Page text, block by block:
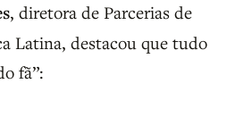
, diretora de Parcerias de
Latina, destacou que tudo
fã”: